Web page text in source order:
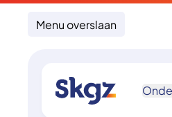
Menu overslaan